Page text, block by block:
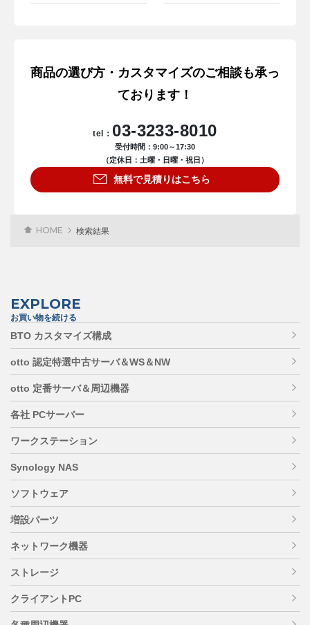
商品の選び方・カスタマイズのご相談も承っ
ております！
tel： 03-3233-8010
受付時間：9:00～17:30
（定休日：土曜・日曜・祝日）
無料で見積りはこちら
HOME 検索結果
EXPLORE
お買い物を続ける
BTO カスタマイズ構成
otto 認定特選中古サーバ＆WS＆NW
otto 定番サーバ＆周辺機器
各社 PCサーバー
ワークステーション
Synology NAS
ソフトウェア
増設パーツ
ネットワーク機器
ストレージ
クライアントPC